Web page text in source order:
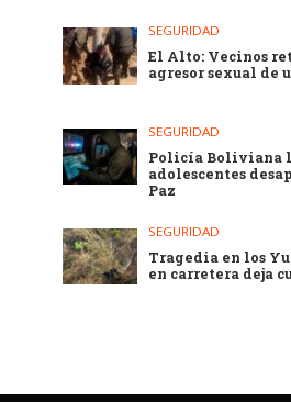
SEGURIDAD
El Alto: Vecinos
agresor sexual de
SEGURIDAD
Policía Boliviana
adolescentes
Paz
SEGURIDAD
Tragedia en los
en carretera deja